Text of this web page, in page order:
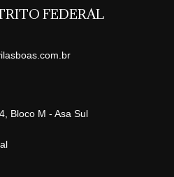
FEDERAL
Bloco M - Asa Sul